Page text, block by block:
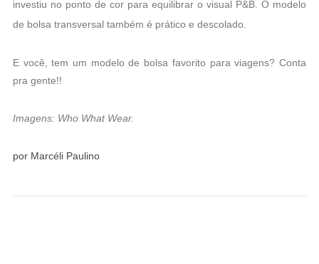
investiu no ponto de cor para equilibrar o visual P&B. O modelo
de bolsa transversal também é prático e descolado.
E você, tem um modelo de bolsa favorito para viagens? Conta
pra gente!!
Imagens: Who What Wear.
por Marcéli Paulino